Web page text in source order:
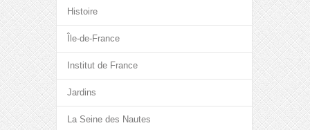
Histoire
Île-de-France
Institut de France
Jardins
La Seine des Nautes